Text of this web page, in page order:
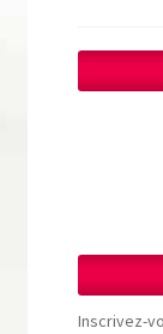
Inscrivez-